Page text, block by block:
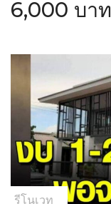
6,000 บาท
รีโนเวท